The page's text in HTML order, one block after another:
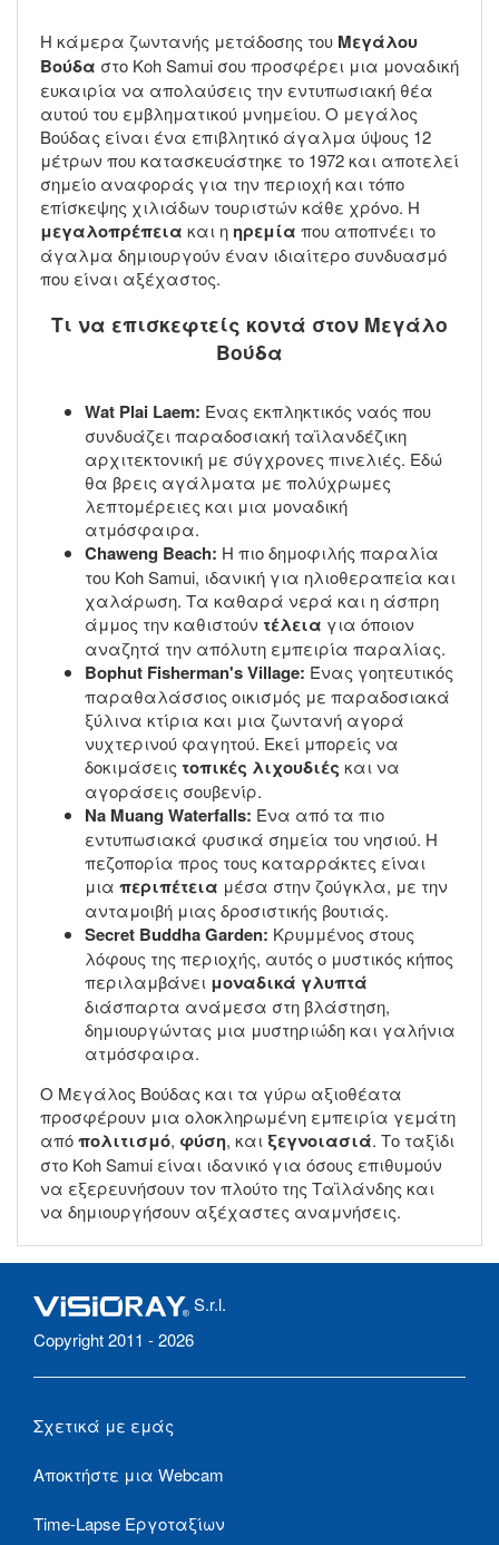
Η κάμερα ζωντανής μετάδοσης του Μεγάλου
Βούδα στο Koh Samui σου προσφέρει μια μοναδική
ευκαιρία να απολαύσεις την εντυπωσιακή θέα
αυτού του εμβληματικού μνημείου. Ο μεγάλος
Βούδας είναι ένα επιβλητικό άγαλμα ύψους 12
μέτρων που κατασκευάστηκε το 1972 και αποτελεί
σημείο αναφοράς για την περιοχή και τόπο
επίσκεψης χιλιάδων τουριστών κάθε χρόνο. Η
μεγαλοπρέπεια και η ηρεμία που αποπνέει το
άγαλμα δημιουργούν έναν ιδιαίτερο συνδυασμό
που είναι αξέχαστος.
Τι να επισκεφτείς κοντά στον Μεγάλο
Βούδα
Wat Plai Laem: Ένας εκπληκτικός ναός που
συνδυάζει παραδοσιακή ταϊλανδέζικη
αρχιτεκτονική με σύγχρονες πινελιές. Εδώ
θα βρεις αγάλματα με πολύχρωμες
λεπτομέρειες και μια μοναδική
ατμόσφαιρα.
Chaweng Beach: Η πιο δημοφιλής παραλία
του Koh Samui, ιδανική για ηλιοθεραπεία και
χαλάρωση. Τα καθαρά νερά και η άσπρη
άμμος την καθιστούν τέλεια για όποιον
αναζητά την απόλυτη εμπειρία παραλίας.
Bophut Fisherman's Village: Ένας γοητευτικός
παραθαλάσσιος οικισμός με παραδοσιακά
ξύλινα κτίρια και μια ζωντανή αγορά
νυχτερινού φαγητού. Εκεί μπορείς να
δοκιμάσεις τοπικές λιχουδιές και να
αγοράσεις σουβενίρ.
Na Muang Waterfalls: Ένα από τα πιο
εντυπωσιακά φυσικά σημεία του νησιού. Η
πεζοπορία προς τους καταρράκτες είναι
μια περιπέτεια μέσα στην ζούγκλα, με την
ανταμοιβή μιας δροσιστικής βουτιάς.
Secret Buddha Garden: Κρυμμένος στους
λόφους της περιοχής, αυτός ο μυστικός κήπος
περιλαμβάνει μοναδικά γλυπτά
διάσπαρτα ανάμεσα στη βλάστηση,
δημιουργώντας μια μυστηριώδη και γαλήνια
ατμόσφαιρα.
Ο Μεγάλος Βούδας και τα γύρω αξιοθέατα
προσφέρουν μια ολοκληρωμένη εμπειρία γεμάτη
απόπολιτισμό, φύση, και ξεγνοιασιά. Το ταξίδι
στο Koh Samui είναι ιδανικό για όσους επιθυμούν
να εξερευνήσουν τον πλούτο της Ταϊλάνδης και
να δημιουργήσουν αξέχαστες αναμνήσεις.
S.r.l.
Copyright 2011 - 2026
Σχετικά με εμάς
Αποκτήστε μια Webcam
Time-Lapse Εργοταξίων